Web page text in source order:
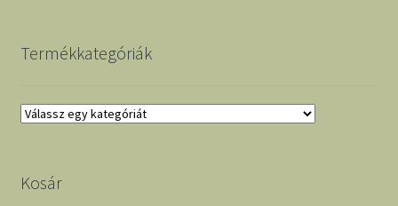
Termékkategóriák
Kosár